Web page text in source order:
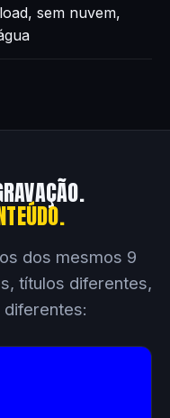
sem nuvem,
dos mesmos 9
títulos diferentes,